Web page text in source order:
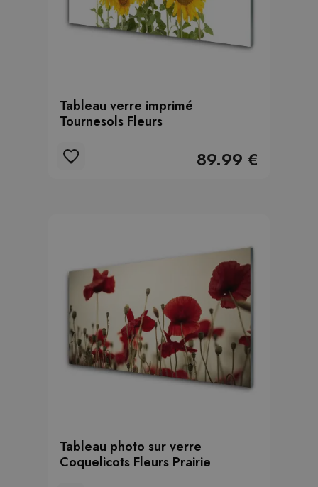
Tableau verre imprimé
Tournesols Fleurs
89.99 €
Tableau photo sur verre
Coquelicots Fleurs Prairie